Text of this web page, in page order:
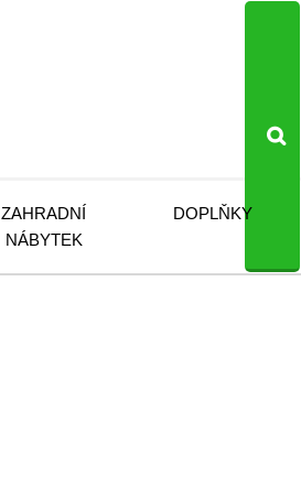
ZAHRADNÍ
NÁBYTEK
DOPLŇKY